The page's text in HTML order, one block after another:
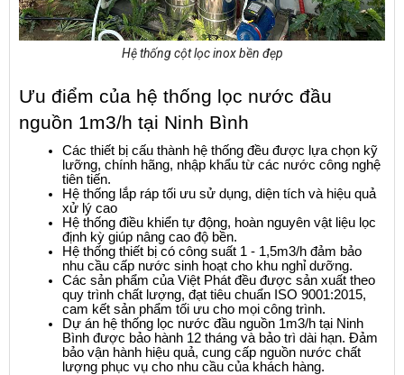
Hệ thống cột lọc inox bền đẹp
Ưu điểm của hệ thống lọc nước đầu
nguồn 1m3/h tại Ninh Bình
Các thiết bị cấu thành hệ thống đều được lựa chọn kỹ
lưỡng, chính hãng, nhập khẩu từ các nước công nghệ
tiên tiến.
Hệ thống lắp ráp tối ưu sử dụng, diện tích và hiệu quả
xử lý cao
Hệ thống điều khiển tự động, hoàn nguyên vật liệu lọc
định kỳ giúp nâng cao độ bền.
Hệ thống thiết bị có công suất 1 - 1,5m3/h đảm bảo
nhu cầu cấp nước sinh hoạt cho khu nghỉ dưỡng.
Các sản phẩm của Việt Phát đều được sản xuất theo
quy trình chất lượng, đạt tiêu chuẩn ISO 9001:2015,
cam kết sản phẩm tối ưu cho mọi công trình.
Dự án hệ thống lọc nước đầu nguồn 1m3/h tại Ninh
Bình được bảo hành 12 tháng và bảo trì dài hạn. Đảm
bảo vận hành hiệu quả, cung cấp nguồn nước chất
lượng phục vụ cho nhu cầu của khách hàng.